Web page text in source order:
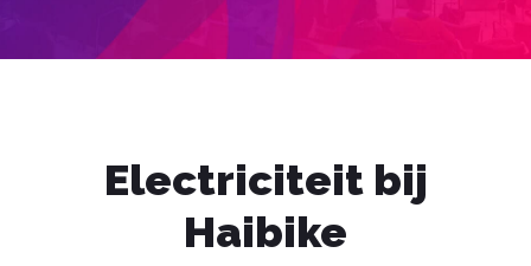
Electriciteit bij
Haibike